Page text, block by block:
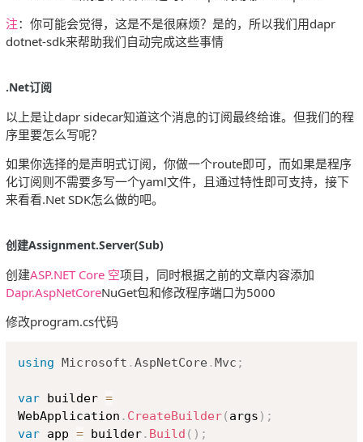
注：你可能会觉得，这是不是很麻烦？是的，所以我们用dapr
dotnet-sdk来帮助我们自动完成这些事情
.Net订阅
以上是让dapr sidecar知道这个消息的订阅最终给谁。但我们的程
序里要怎么写呢？
如果你选择的是声明式订阅，你做一个route即可，而如果是程序
化订阅则不需要多写一个yaml文件，且通过特性即可支持，接下
来看看.Net SDK怎么做的吧。
创建Assignment.Server(Sub)
创建ASP.NET Core 空项目，同时根据之前的文章内容添加
Dapr.AspNetCoreNuGet包和修改程序端口为5000
修改program.cs代码
using Microsoft .AspNetCore .Mvc ;
var builder =
WebApplication . CreateBuilder( args ) ;
var app = builder. Build ( ) ;